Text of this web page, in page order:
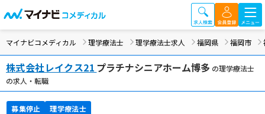
マイナビコメディカル 理学療法士 理学療法士求人 福岡県 福岡市
株式会社レイクス21 プラチナシニアホーム博多 の理学療法士
の求人・転職
募集停止 理学療法士